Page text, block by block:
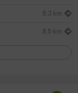
8,3 km
8,5 km